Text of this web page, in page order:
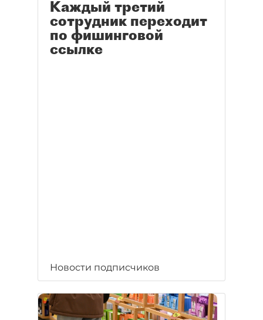
Каждый третий
сотрудник переходит
по фишинговой
ссылке
Новости подписчиков